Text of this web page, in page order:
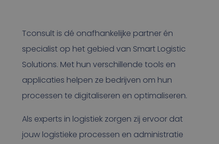
Tconsult is dé onafhankelijke partner én
specialist op het gebied van Smart Logistic
Solutions. Met hun verschillende tools en
applicaties helpen ze bedrijven om hun
processen te digitaliseren en optimaliseren.
Als experts in logistiek zorgen zij ervoor dat
jouw logistieke processen en administratie